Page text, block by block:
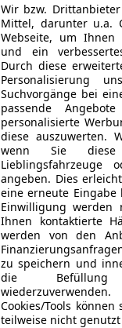
Wir bzw.
Mittel, darunter u.a.
Webseite, um Ihnen
und ein
Durch diese
Personalisierung
Suchvorgänge bei
passende
personalisierte
diese auszuwerten.
wenn Sie diese
Lieblingsfahrzeuge
angeben. Dies
eine erneute
Einwilligung werden
Ihnen kontaktierte
werden von den
zu speichern und
die Befüllung
Cookies/Tools
teilweise nicht